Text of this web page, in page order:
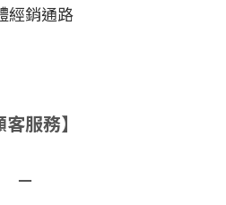
經銷通路
客服務】
－